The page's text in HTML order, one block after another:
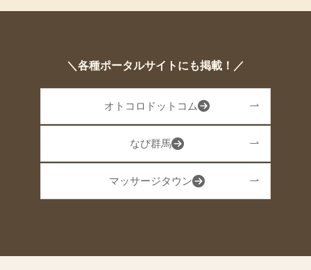
＼各種ポータルサイトにも掲載！／
オトコロドットコム
なび群馬
マッサージタウン